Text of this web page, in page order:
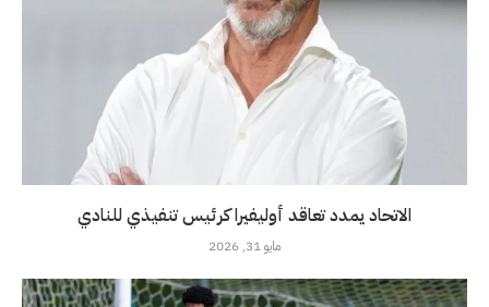
الاتحاد يمدد تعاقد أوليفيرا كرئيس تنفيذي للنادي
مايو 31, 2026